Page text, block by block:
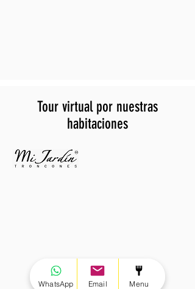
Tour virtual por nuestras
habitaciones
WhatsApp Email Menu